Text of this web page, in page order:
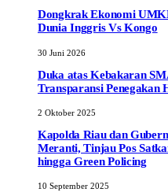
Dongkrak Ekonomi
Dunia Inggris Vs Kongo
30 Juni 2026
Duka atas Kebakaran
Transparansi Penegakan
2 Oktober 2025
Kapolda Riau dan
Meranti, Tinjau Pos
hingga Green Policing
10 September 2025